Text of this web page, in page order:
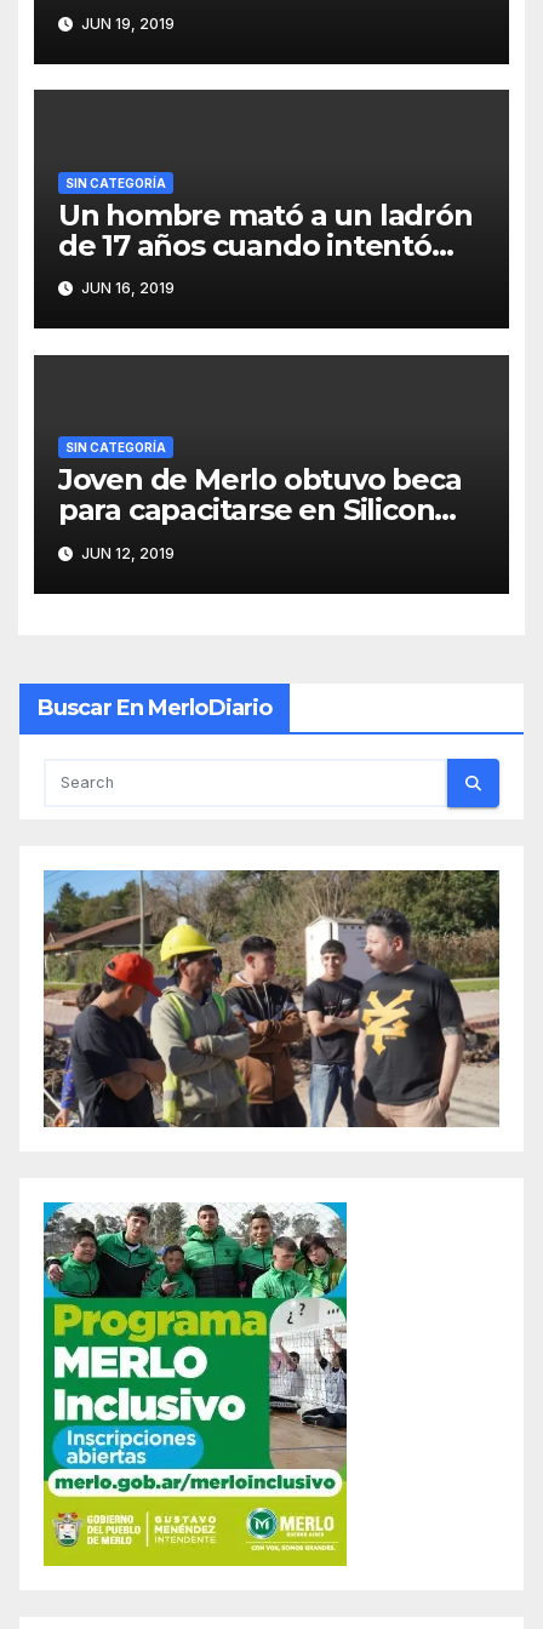
JUN 19, 2019
SIN CATEGORÍA
Un hombre mató a un ladrón
de 17 años cuando intentó
robarle
JUN 16, 2019
SIN CATEGORÍA
Joven de Merlo obtuvo beca
para capacitarse en Silicon
Valley
JUN 12, 2019
Buscar En MerloDiario